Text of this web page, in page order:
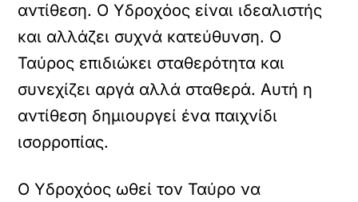
αντίθεση. Ο Υδροχόος είναι ιδεαλιστής
και αλλάζει συχνά κατεύθυνση. Ο
Ταύρος επιδιώκει σταθερότητα και
συνεχίζει αργά αλλά σταθερά. Αυτή η
αντίθεση δημιουργεί ένα παιχνίδι
ισορροπίας.
Ο Υδροχόος ωθεί τον Ταύρο να